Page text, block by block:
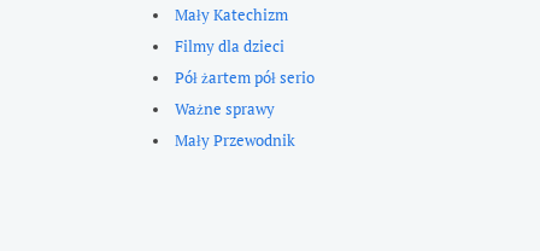
Mały Katechizm
Filmy dla dzieci
Pół żartem pół serio
Ważne sprawy
Mały Przewodnik